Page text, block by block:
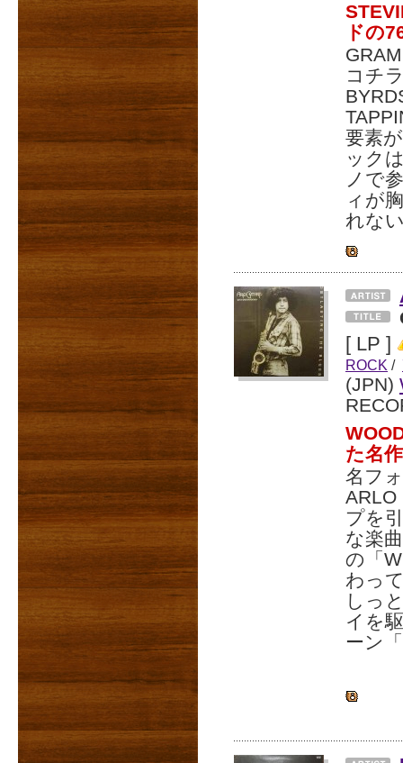
ドの
コチ
要素
ック
ノで
ィが
れな
[ LP ]
ROCK /
(JPN)
た名
名フ
ARLO
プを
な楽
の「
わっ
しっ
イを
ーン